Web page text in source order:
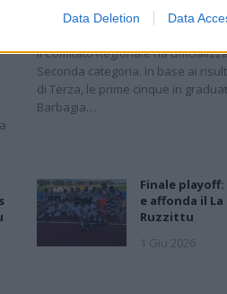
Data Deletion Data
18 Giu 2026
Il Comitato Regionale ha
Seconda categoria. In base ai
di Terza, le prime cinque in
Barbagia…
Finale
e affonda il La
Ruzzittu
1 Giu 2026